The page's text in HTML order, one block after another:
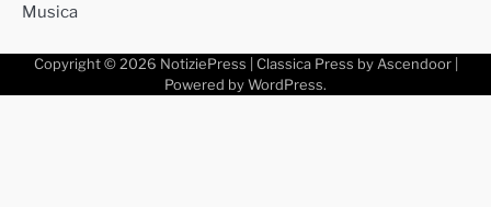
Musica
Copyright © 2026 NotiziePress | Classica Press by Ascendoor|
Powered by WordPress.